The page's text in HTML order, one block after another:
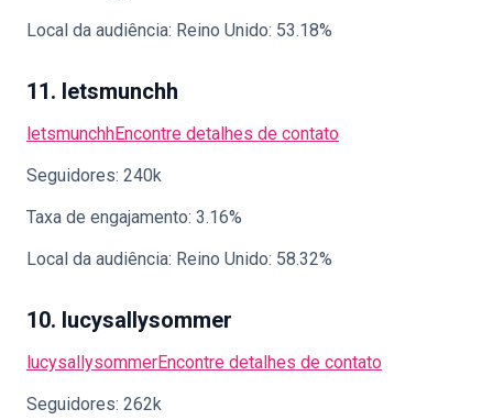
Local da audiência: Reino Unido: 53.18%
11. letsmunchh
letsmunchhEncontre detalhes de contato
Seguidores: 240k
Taxa de engajamento: 3.16%
Local da audiência: Reino Unido: 58.32%
10. lucysallysommer
lucysallysommerEncontre detalhes de contato
Seguidores: 262k